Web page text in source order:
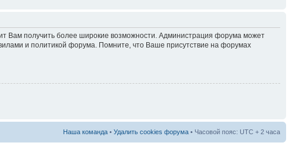
Вам получить более широкие возможности. Администрация форума может
и политикой форума. Помните, что Ваше присутствие на форумах
Наша команда • Удалить cookies форума • Часовой пояс: UTC + 2 часа